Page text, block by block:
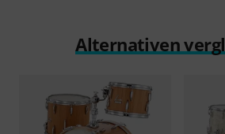
Alternativen